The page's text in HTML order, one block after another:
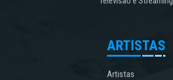
ARTISTAS
Artistas